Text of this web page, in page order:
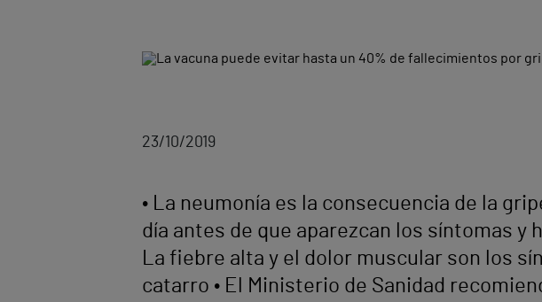
23/10/2019
• La neumonía es la consecuencia de la
día antes de que aparezcan los síntomas y
La fiebre alta y el dolor muscular son los
catarro • El Ministerio de Sanidad